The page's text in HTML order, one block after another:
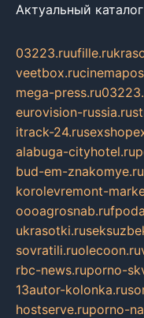
Актуальный
03223.ruufille.ru
veetbox.ru
mega-press.ru
eurovision-russia.ru
itrack-24.ru
alabuga-cityhotel.ru
bud-em-znakomye.ru
korolevremont-
oooagrosnab.ru
ukrasotki.ru
sovratili.ruolecoon.ru
rbc-news.ruporno-
13autor-kolonka.ru
hostserve.ruporno-